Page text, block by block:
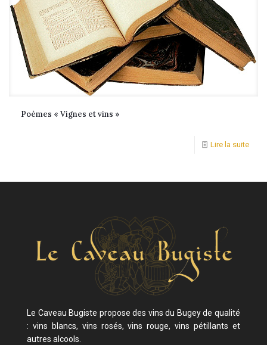
Poèmes « Vignes et vins »
Lire la suite
Le Caveau Bugiste propose des vins du Bugey de qualité
: vins blancs, vins rosés, vins rouge, vins pétillants et
autres alcools.